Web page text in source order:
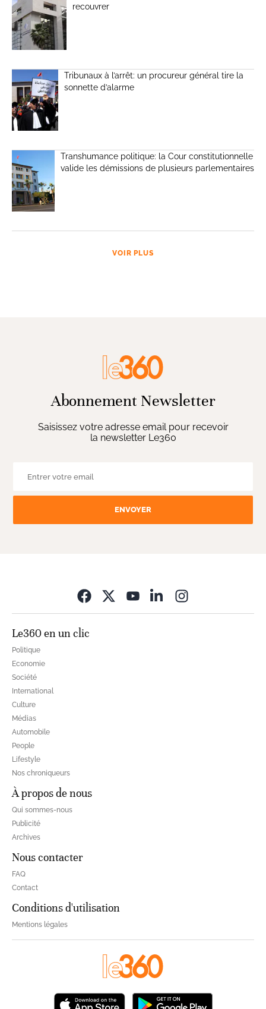
recouvrer
Tribunaux à l’arrêt: un procureur général tire la
sonnette d’alarme
Transhumance politique: la Cour constitutionnelle
valide les démissions de plusieurs parlementaires
VOIR PLUS
Abonnement Newsletter
Saisissez votre adresse email pour recevoir
la newsletter Le360
ENVOYER
Le360 en un clic
Politique
Economie
Société
International
Culture
Médias
Automobile
People
Lifestyle
Nos chroniqueurs
À propos de nous
Qui sommes-nous
Publicité
Archives
Nous contacter
FAQ
Contact
Conditions d'utilisation
Mentions légales